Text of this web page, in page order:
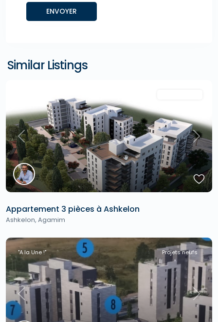
Similar Listings
Previous Next
Appartement 3 pièces à Ashkelon
Ashkelon, Agamim
Previous Next
"A la Une !" Projets neufs